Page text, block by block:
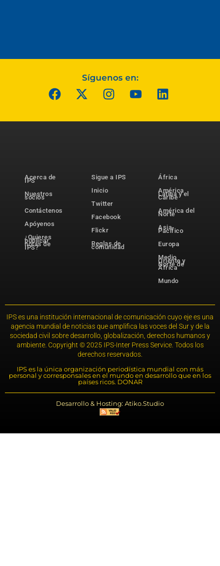
Síguenos en:
Acerca de
IPS
Nuestros
socios
Contáctenos
Apóyenos
¿Quieres
publicar
notas de
IPS?
Sigue a IPS
Inicio
Twitter
Facebook
Flickr
Reglas de
comunidad
África
América
Latina y el
Caribe
América del
Norte
Asia-
Pacífico
Europa
Medio
Oriente y
Norte de
África
Mundo
IPS es una institución internacional de comunicación cuyo eje es una
agencia mundial de noticias que amplifica las voces del Sur y de la
sociedad civil sobre desarrollo, globalización, derechos humanos y
ambiente. Copyright © 2025 IPS-Inter Press Service. Todos los
derechos reservados.
IPS es la única organización periodística mundial con más
personal y corresponsales en el mundo en desarrollo que en los
países ricos. DONAR
Desarrollo & Hosting: Atiko.Studio